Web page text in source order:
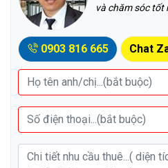
và chăm sóc tốt
0903 816 665 Chat